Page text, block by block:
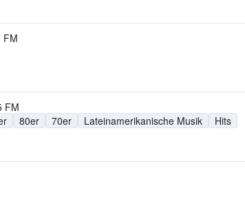
FM
FM
80er 70er Lateinamerikanische Musik
Hits